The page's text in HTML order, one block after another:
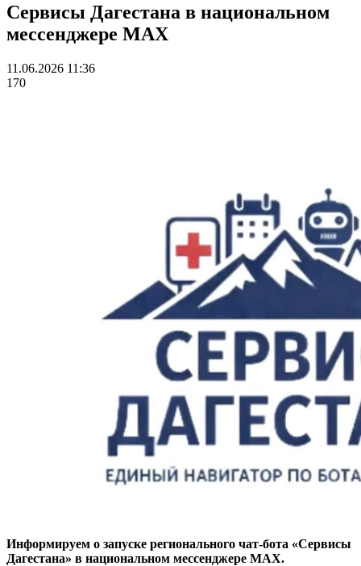
Сервисы Дагестана в национальном
мессенджере MAX
11.06.2026 11:36
170
Информируем о запуске регионального чат-бота «Сервисы
Дагестана» в национальном мессенджере MAX.